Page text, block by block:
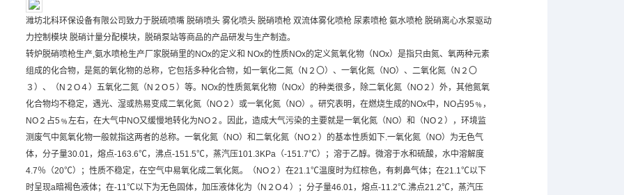
潍坊北科环保设备有限公司致力于脱硫喷嘴 脱硝喷头 雾化喷头 脱硝喷枪 双流体雾化喷枪 尿素喷枪 氨水喷枪 脱硝离心水泵驱动
力控制模块 脱硝计量分配模块，脱硝泵站等商品的产品研发与生产制造。
转炉脱硝喷枪生产,氨水喷枪生产厂家脱硝里的NOx的定义和 NOx的性质NOx的定义氮氧化物（NOx）是指只由氮、氧两种元素
组成的化合物，是氮的氧化物的总称，它包括多种化合物，如一氧化二氮（N２〇）、一氧化氮（NO）、二氧化氮（N２〇
３）、（N２O４）五氧化二氮（N２O５）等。NOx的性质氮氧化物（NOx）的种类很多，除二氧化氮（NO２）外，其他氮氧
化合物均不稳定，遇光、湿或热易变成二氧化氮（NO２）或一氧化氮（NO）。研究表明，在燃烧生成的NOx中，NO占95﹪，
NO２占5﹪左右，在大气中NO又缓慢地转化为NO２。因此，造成大气污染的主要就是一氧化氮（NO）和（NO２），环境监
测废气中氮氧化物一般就指这两者的总称。一氧化氮（NO）和二氧化氮（NO２）的基本性质如下.一氧化氮（NO）为无色气
体，分子量30.01，熔点-163.6℃，沸点-151.5℃，蒸汽压101.3KPa（-151.7℃）；溶于乙醇。微溶于水和硫酸，水中溶解度
4.7％（20℃）；性质不稳定，在空气中易氧化成二氧化氮。（NO２）在21.1℃温度时为红棕色，有刺鼻气体；在21.1℃以下
时呈现a暗褐色液体；在-11℃以下为无色固体，加压液体化为（N２O４）；分子量46.01，熔点-11.2℃.沸点21.2℃，蒸汽压